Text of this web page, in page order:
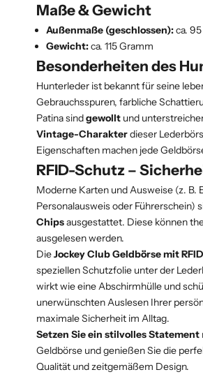
Maße & Gewicht
Außenmaße (geschlossen):ca.
Gewicht:ca. 115 Gramm
Besonderheiten des
Hunterleder ist bekannt für seine
Gebrauchsspuren, farbliche
Patina sindgewollt und
Vintage-Charakterdieser
Eigenschaften machen jede
RFID-Schutz –
Moderne Karten und Ausweise (z. B.
Personalausweis oder Führerschein)
Chipsausgestattet. Diese können
ausgelesen werden.
DieJockey Club Geldbörse mit
speziellen Schutzfolie unter der
wirkt wie eine Abschirmhülle und
unerwünschten Auslesen Ihrer
maximale Sicherheit im Alltag.
Setzen Sie ein stilvolles Statement
Geldbörse und genießen Sie die
Qualität und zeitgemäßem Design.